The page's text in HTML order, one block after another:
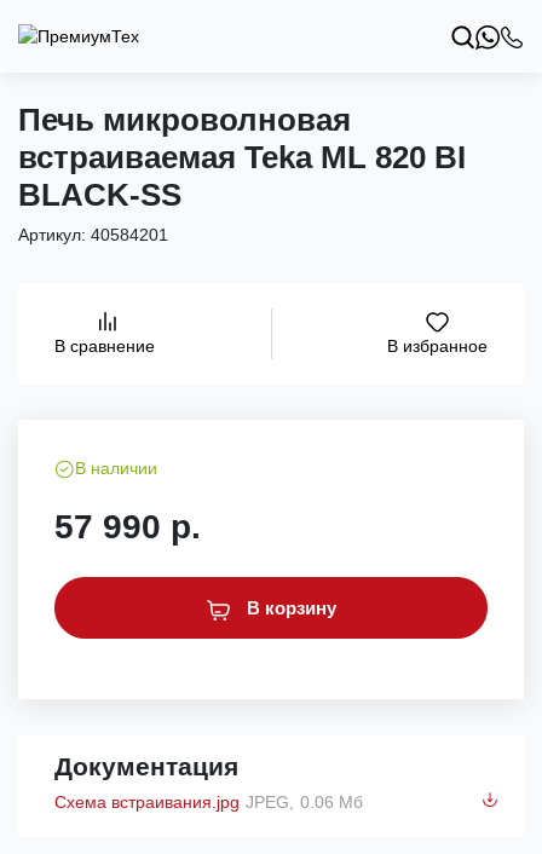
Печь микроволновая
встраиваемая Teka ML 820 BI
BLACK-SS
Артикул: 40584201
В сравнение В избранное
В наличии
57 990 р.
В корзину
Документация
Схема встраивания.jpg JPEG, 0.06 Мб